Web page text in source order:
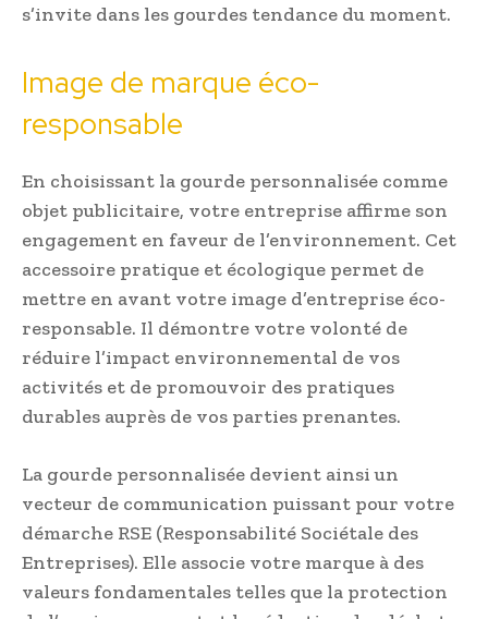
s’invite dans les gourdes tendance du moment.
Image de marque éco-
responsable
En choisissant la gourde personnalisée comme
objet publicitaire, votre entreprise affirme son
engagement en faveur de l’environnement. Cet
accessoire pratique et écologique permet de
mettre en avant votre image d’entreprise éco-
responsable. Il démontre votre volonté de
réduire l’impact environnemental de vos
activités et de promouvoir des pratiques
durables auprès de vos parties prenantes.
La gourde personnalisée devient ainsi un
vecteur de communication puissant pour votre
démarche RSE (Responsabilité Sociétale des
Entreprises). Elle associe votre marque à des
valeurs fondamentales telles que la protection